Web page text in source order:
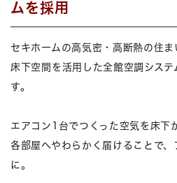
ムを採用
セキホームの高気密・高断熱の住ま
床下空間を活用した全館空調シス
す。
エアコン1台でつくった空気を床下
各部屋へやわらかく届けることで
に。